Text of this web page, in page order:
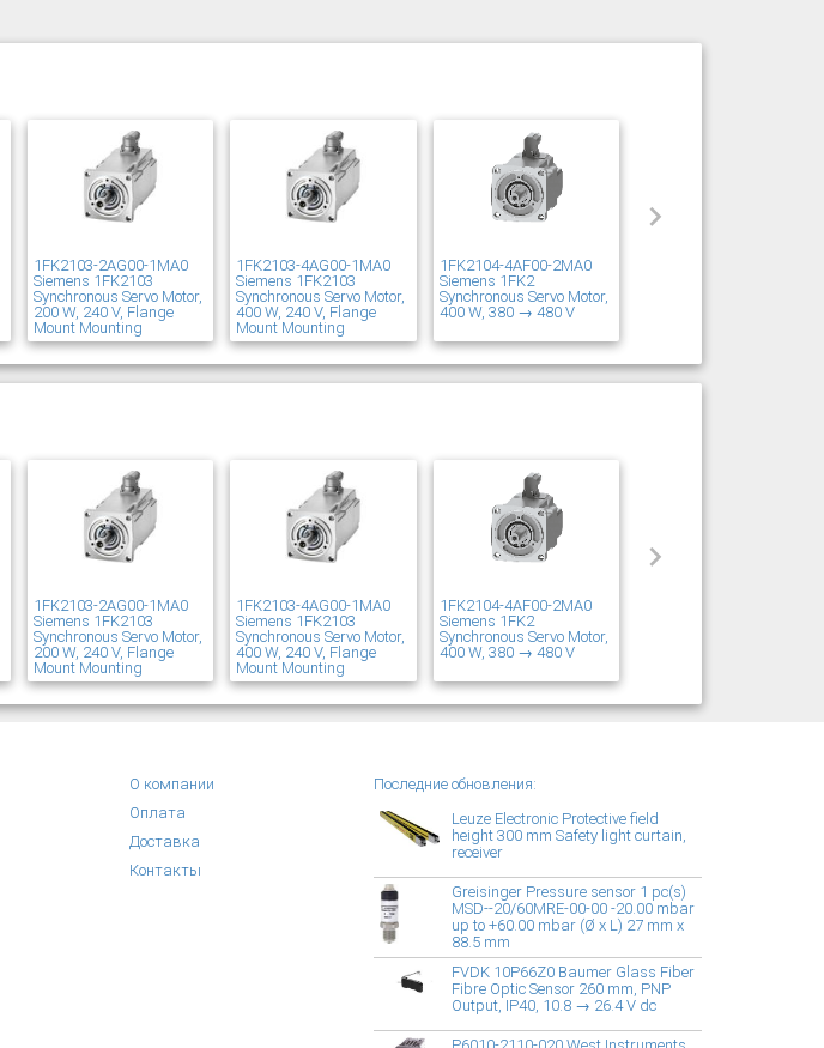
1FK2103-2AG00-1MA0
Siemens 1FK2103
Synchronous Servo Motor,
200 W, 240 V, Flange
Mount Mounting
1FK2103-4AG00-1MA0
Siemens 1FK2103
Synchronous Servo Motor,
400 W, 240 V, Flange
Mount Mounting
1FK2104-4AF00-2MA0
Siemens 1FK2
Synchronous Servo Motor,
400 W, 380 → 480 V
1FK2103-2AG00-1MA0
Siemens 1FK2103
Synchronous Servo Motor,
200 W, 240 V, Flange
Mount Mounting
1FK2103-4AG00-1MA0
Siemens 1FK2103
Synchronous Servo Motor,
400 W, 240 V, Flange
Mount Mounting
1FK2104-4AF00-2MA0
Siemens 1FK2
Synchronous Servo Motor,
400 W, 380 → 480 V
О компании
Оплата
Доставка
Контакты
Последние обновления:
Leuze Electronic Protective field
height 300 mm Safety light curtain,
receiver
Greisinger Pressure sensor 1 pc(s)
MSD--20/60MRE-00-00 -20.00 mbar
up to +60.00 mbar (Ø x L) 27 mm x
88.5 mm
FVDK 10P66Z0 Baumer Glass Fiber
Fibre Optic Sensor 260 mm, PNP
Output, IP40, 10.8 → 26.4 V dc